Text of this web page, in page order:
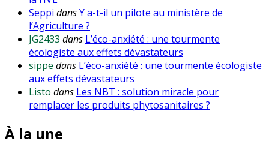
Seppi dansY a-t-il un pilote au ministère de
l’Agriculture ?
JG2433 dans L’éco-anxiété : une tourmente
écologiste aux effets dévastateurs
sippe dans L’éco-anxiété : une tourmente écologiste
aux effets dévastateurs
Listo dans Les NBT : solution miracle pour
remplacer les produits phytosanitaires ?
À la une